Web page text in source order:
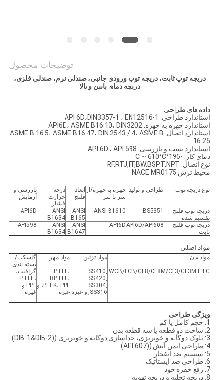
توضیحات محصول
دریچه توپ ثابت، دریچه توپ ورودی جانبی، صندلی نرم، صندلی فلزی،
دریچه دمای پایین و بالا
داده های طراحی
استاندارد طراحی: API 6D،DIN3357-1 ، EN12516-1
استاندارد چهره به چهره: API6D، ASME B16.10، DIN3202
استاندارد اتصال: ASME B 16.5، ASME B16.47، DIN 2543 / 4، ASME B
16.25
استاندارد تست و بازرسی: API 6D ، API 598
دمای کار: -196°C ~ 610°C
نوع اتصال: RF,RTJ,FF,BW.BSPT,NPT
محیط ترش:NACE MR0175
نوع دریچه توپ طراحی و تولید چهره به چهره/از
سر تا سر
ابعاد
فلنج
درجه
حرارت
فشار
بازرسی و
آزمایش
دریچه توپ فلنج
تقسیم شده
BS5351
ANSI B1610
ANSI
B165
ANSI
B1634
API6D
دریچه توپ فلنج
ثابت
API6D/API608
API6D
ANSI
B1647
ANSI
B1634
API598
مواد اصلی
مواد بدن مواد تزئین مواد مهر
گاسکت/
بسته بندی
WCB/LCB/CF8/CF8M/CF3/CF3M،ETC. SS410,
SS420,
SS304,
SS316, و غیره
PTFE،
RPTFE،
PEEK، PPL، و
غیره.
گرافیت،
PTFE،
PPL و
غیره.
ویژگی طراحی
1: حجم کامل یا کم
2: ساخت دو قطعه یا سه قطعه بدن
3: بلوک دوگانه و خونریزی، جداسازی دوگانه و خونریزی ((DIB-1&DIB-2)
4: طراحی ایمن آتش ((API 607)
5: سیستم ضد انفجار
6: طراحی ضد ایستاتیک
7: رفع حفره خود
8. دریچه تخلیه و دریچه تهویه